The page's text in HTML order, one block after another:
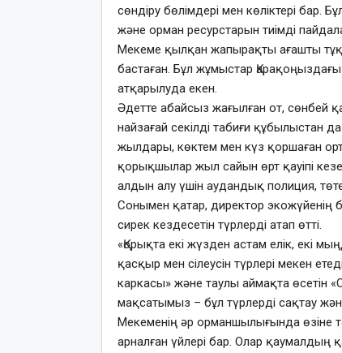
сөндіру бөлімдері мен көліктері бар.
және орман ресурстарын тиімді
Мекеме қылқан жапырақты ағашты
бастаған. Бұл жұмыстар
атқарылуда екен.
Әдетте абайсыз жағылған от, сөнбей
найзағай секілді табиғи құбылыстан
жылдары, көктем мен күз қоршаған
қорықшылар жыл сайын өрт қауіпі
алдын алу үшін аудандық полиция,
Сонымен қатар, директор экожүйенің
сирек кездесетін түрлерді атап өтті.
«Қорықта екі жүзден астам елік, екі
қасқыр мен сілеусін түрлері мекен
каркасы» және таулы аймақта өсетін
мақсатымыз – бұл түрлерді сақтау
Мекеменің әр орманшылығында өзіне
арналған үйлері бар. Олар қаумалдың